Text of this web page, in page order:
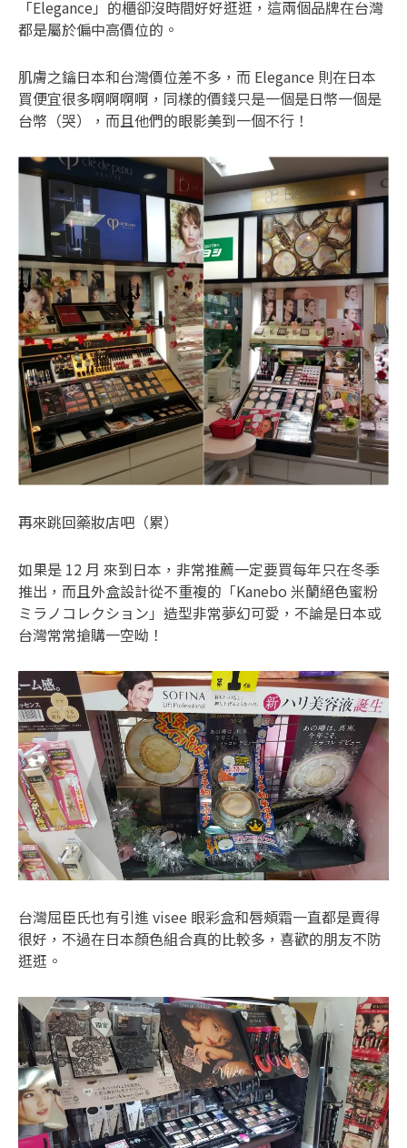
「Elegance」的櫃卻沒時間好好逛逛，這兩個品牌在台灣
都是屬於偏中高價位的。
肌膚之鑰日本和台灣價位差不多，而 Elegance 則在日本
買便宜很多啊啊啊啊，同樣的價錢只是一個是日幣一個是
台幣（哭），而且他們的眼影美到一個不行！
再來跳回藥妝店吧（累）
如果是 12 月 來到日本，非常推薦一定要買每年只在冬季
推出，而且外盒設計從不重複的「Kanebo 米蘭絕色蜜粉
ミラノコレクション」造型非常夢幻可愛，不論是日本或
台灣常常搶購一空呦！
台灣屈臣氏也有引進 visee 眼彩盒和唇頰霜一直都是賣得
很好，不過在日本顏色組合真的比較多，喜歡的朋友不防
逛逛。